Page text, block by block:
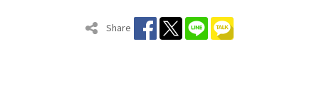
Share